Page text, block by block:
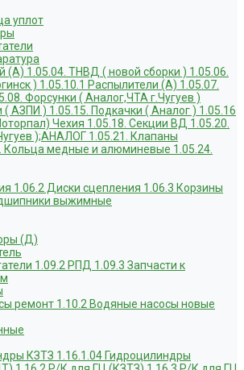
уплот
(А) 1.05.04. ТНВД ( новой сборки ) 1.05.06.
) 1.05.10.1 Распылители (А) 1.05.07.
Форсунки ( Аналог,ЧТА г.Чугуев )
( АЗПИ ) 1.05.15. Подкачки ( Аналог ) 1.05.16
Чехия 1.05.18. Секции ВД 1.05.20.
);АНАЛОГ 1.05.21. Клапаны
Кольца медные и алюминевые 1.05.24.
1.06.2 Диски сцепления 1.06.3 Корзины
выжимные
(Д)
1.09.2 РПД 1.09.3 Запчасти к
ремонт 1.10.2 Водяные насосы новые
КЗТЗ 1.16.1.04 Гидроцилиндры